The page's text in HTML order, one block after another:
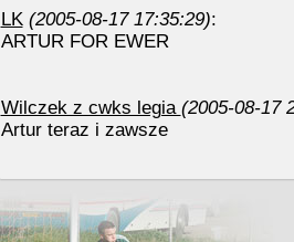
LK (2005-08-17 17:35:29):
ARTUR FOR EWER
Wilczek z cwks legia (2005-08-17
Artur teraz i zawsze